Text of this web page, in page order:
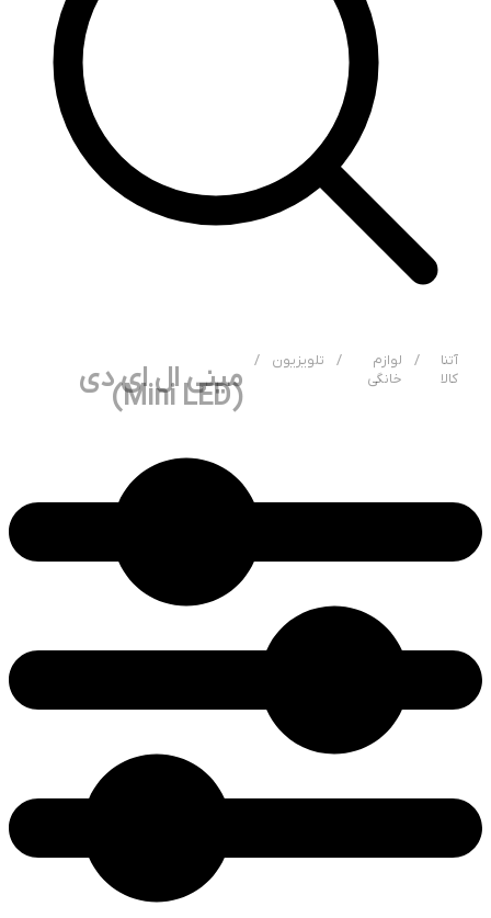
آتنا
کالا
/
لوازم
خانگی
/ تلویزیون /
مینی ال ای دی
(Mini LED)